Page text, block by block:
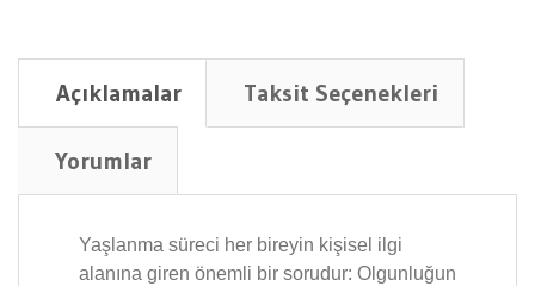
Açıklamalar Taksit Seçenekleri
Yorumlar
Yaşlanma süreci her bireyin kişisel ilgi
alanına giren önemli bir sorudur: Olgunluğun